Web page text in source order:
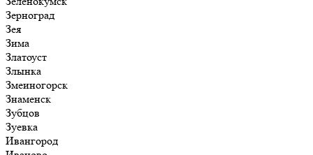
Зерноград
Зея
Зима
Златоуст
Злынка
Змеиногорск
Знаменск
Зубцов
Зуевка
Ивангород